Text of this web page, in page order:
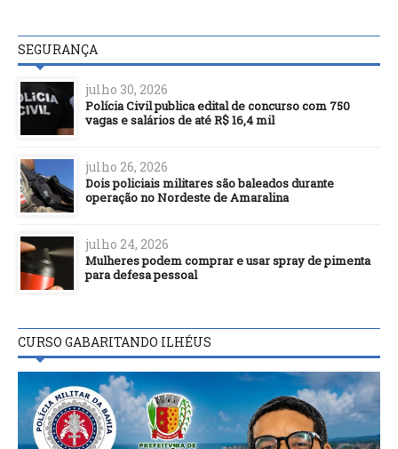
SEGURANÇA
julho 30, 2026
Polícia Civil publica edital de concurso com 750
vagas e salários de até R$ 16,4 mil
julho 26, 2026
Dois policiais militares são baleados durante
operação no Nordeste de Amaralina
julho 24, 2026
Mulheres podem comprar e usar spray de pimenta
para defesa pessoal
CURSO GABARITANDO ILHÉUS